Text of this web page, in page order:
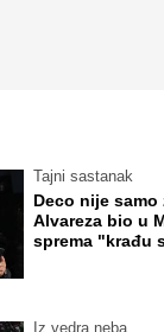
Tajni sastanak
Deco nije
Alvareza bio u
sprema "krađu
Iz vedra neba